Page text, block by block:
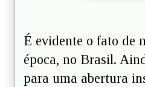
É evidente o fato de
época, no Brasil.
para uma abertura